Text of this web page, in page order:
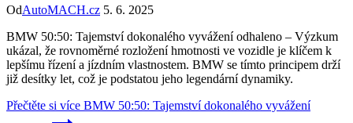
OdAutoMACH.cz 5. 6. 2025
BMW 50:50: Tajemství dokonalého vyvážení odhaleno – Výzkum
ukázal, že rovnoměrné rozložení hmotnosti ve vozidle je klíčem k
lepšímu řízení a jízdním vlastnostem. BMW se tímto principem drží
již desítky let, což je podstatou jeho legendární dynamiky.
Přečtěte si více BMW 50:50: Tajemství dokonalého vyvážení